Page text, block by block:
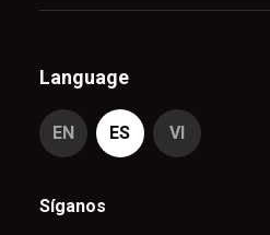
Language
EN ES VI
Síganos